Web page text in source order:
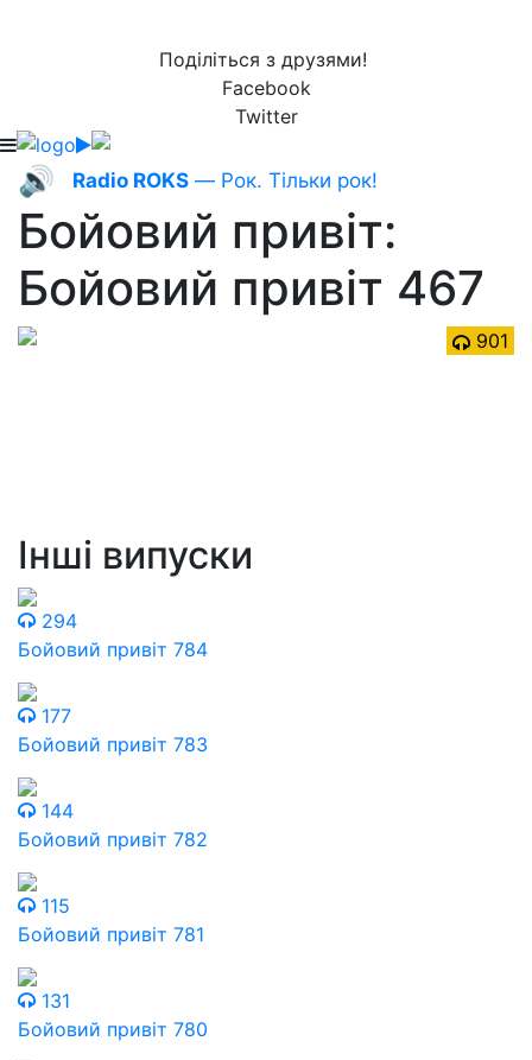
Поділіться з друзями!
Facebook
Twitter
🔊 Radio ROKS — Рок. Тільки рок!
Бойовий привіт:
Бойовий привіт 467
901
Інші випуски
294
Бойовий привіт 784
177
Бойовий привіт 783
144
Бойовий привіт 782
115
Бойовий привіт 781
131
Бойовий привіт 780